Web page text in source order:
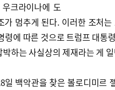
크라이나에 도
가 멈추게 된다. 이러한 조처
령에 따른 것으로 트럼프 대통
하는 사실상의 제재라는 게
일 백악관을 찾은 볼로디미르